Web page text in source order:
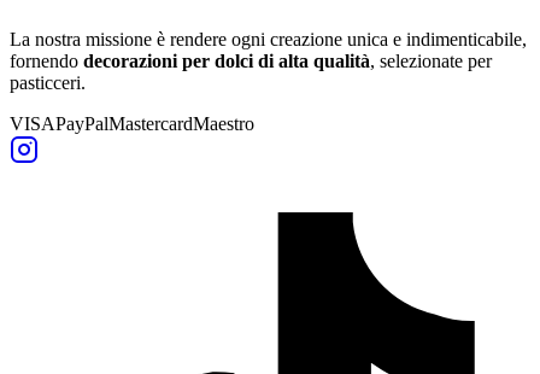
La nostra missione è rendere ogni creazione unica e indimenticabile,
fornendo decorazioni per dolci di alta qualità, selezionate per
pasticceri.
VISAPayPalMastercardMaestro